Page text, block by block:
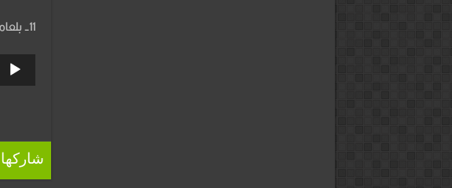
11- بلعام يصل الي بالاق وتحدث مفاجأه.
شاركها